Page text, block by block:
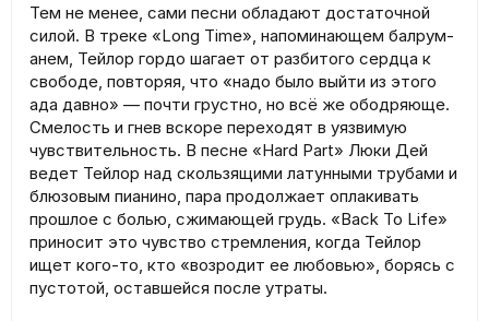
Тем не менее, сами песни обладают достаточной
силой. В треке «Long Time», напоминающем балрум-
анем, Тейлор гордо шагает от разбитого сердца к
свободе, повторяя, что «надо было выйти из этого
ада давно» — почти грустно, но всё же ободряюще.
Смелость и гнев вскоре переходят в уязвимую
чувствительность. В песне «Hard Part» Люки Дей
ведет Тейлор над скользящими латунными трубами и
блюзовым пианино, пара продолжает оплакивать
прошлое с болью, сжимающей грудь. «Back To Life»
приносит это чувство стремления, когда Тейлор
ищет кого-то, кто «возродит ее любовью», борясь с
пустотой, оставшейся после утраты.